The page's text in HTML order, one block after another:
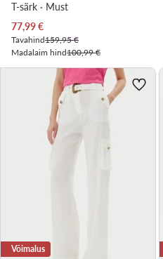
T-särk · Must
Praegune hind
77,99€
Tavahind159,95 €
Madalaim hind100,99 €
Võimalus